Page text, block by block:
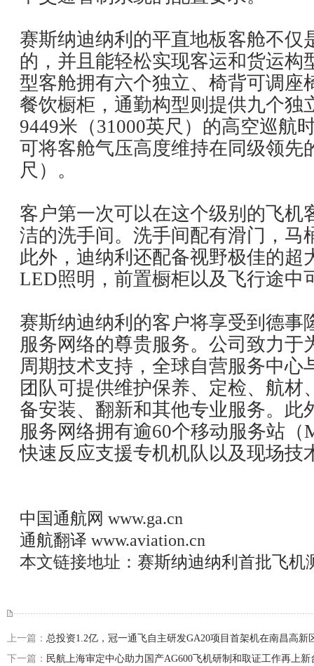
赛斯纳迪纳利的平直地板客舱不仅
的，并且能轻松实现客运和货运构
型客舱拥有六个独立、椅背可调座
餐饮橱柜，通勤构型则提供九个独
9449米（31000英尺）的高空巡航
可将客舱气压高度维持在同级领先
尺）。
客户第一次可以在这个级别的飞机
洁的洗手间。洗手间配有滑门，马
此外，迪纳利还配备视野极佳的超
LED照明，前置橱柜以及飞行途中
赛斯纳迪纳利的客户将享受到德事
服务网络的尊贵服务。公司致力于
周期技术支持，全球自营服务中心
团队可提供维护保养、定检、航材
备安装、翻新和其他专业服务。此
服务网络拥有逾60个移动服务站（
快速反应支援专机机队以及现场技
中国通航网 www.ga.cn
通航翻译 www.aviation.cn
本文链接地址： 赛斯纳迪纳利首批飞机
上一篇： 总投资1.2亿，冠一通飞自主研发GA20项目首架机在南昌高新
下一篇： 民航上海审定中心助力国产AG600飞机研制和取证工作再上新